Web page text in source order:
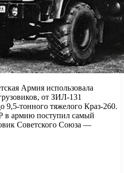
Армия использовала
от ЗИЛ-131
9,5-тонного тяжелого Краз-260.
в армию поступил самый
Советского Союза —